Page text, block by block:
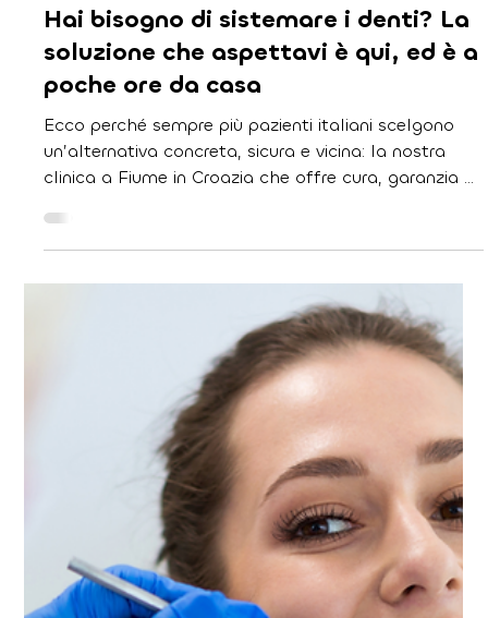
Tempo di lettura: 2 min
Hai bisogno di sistemare i denti? La
soluzione che aspettavi è qui, ed è a
poche ore da casa